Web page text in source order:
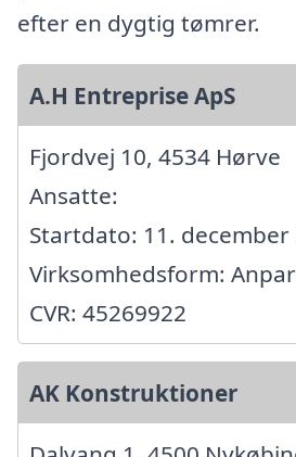
efter en dygtig tømrer.
A.H Entreprise ApS
Fjordvej 10, 4534 Hørve
Ansatte:
Startdato: 11. december
Virksomhedsform:
CVR: 45269922
AK Konstruktioner